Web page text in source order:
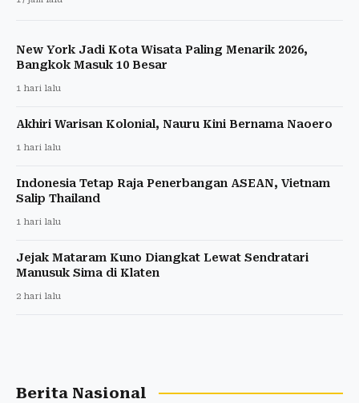
New York Jadi Kota Wisata Paling Menarik 2026,
Bangkok Masuk 10 Besar
1 hari lalu
Akhiri Warisan Kolonial, Nauru Kini Bernama Naoero
1 hari lalu
Indonesia Tetap Raja Penerbangan ASEAN, Vietnam
Salip Thailand
1 hari lalu
Jejak Mataram Kuno Diangkat Lewat Sendratari
Manusuk Sima di Klaten
2 hari lalu
Berita Nasional